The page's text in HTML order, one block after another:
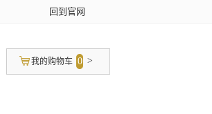
回到官网
我的购物车 0 >